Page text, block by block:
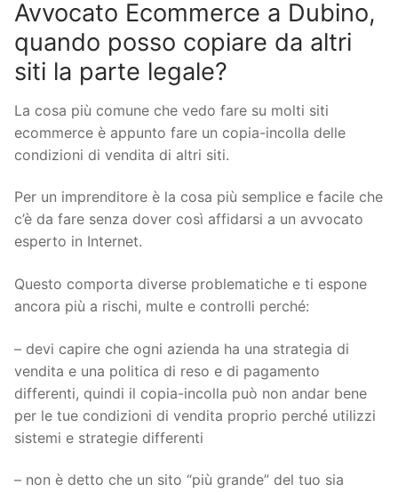
Avvocato Ecommerce a Dubino,
quando posso copiare da altri
siti la parte legale?
La cosa più comune che vedo fare su molti siti
ecommerce è appunto fare un copia-incolla delle
condizioni di vendita di altri siti.
Per un imprenditore è la cosa più semplice e facile che
c’è da fare senza dover così affidarsi a un avvocato
esperto in Internet.
Questo comporta diverse problematiche e ti espone
ancora più a rischi, multe e controlli perché:
– devi capire che ogni azienda ha una strategia di
vendita e una politica di reso e di pagamento
differenti, quindi il copia-incolla può non andar bene
per le tue condizioni di vendita proprio perché utilizzi
sistemi e strategie differenti
– non è detto che un sito “più grande” del tuo sia